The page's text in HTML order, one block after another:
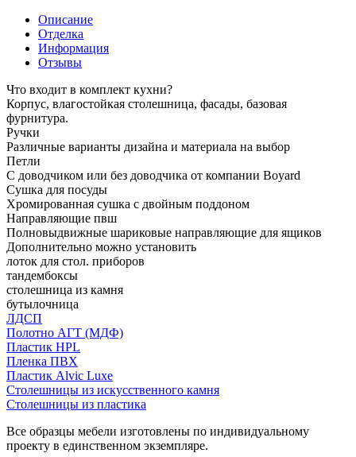
Описание
Отделка
Информация
Отзывы
Что входит в комплект кухни?
Корпус, влагостойкая столешница, фасады, базовая
фурнитура.
Ручки
Различные варианты дизайна и материала на выбор
Петли
С доводчиком или без доводчика от компании Boyard
Сушка для посуды
Хромированная сушка с двойным поддоном
Направляющие пвш
Полновыдвижные шариковые направляющие для ящиков
Дополнительно можно установить
лоток для стол. приборов
тандембоксы
столешница из камня
бутылочница
ЛДСП
Полотно АГТ (МДФ)
Пластик HPL
Пленка ПВХ
Пластик Alvic Luxe
Столешницы из искусственного камня
Столешницы из пластика
Все образцы мебели изготовлены по индивидуальному
проекту в единственном экземпляре.